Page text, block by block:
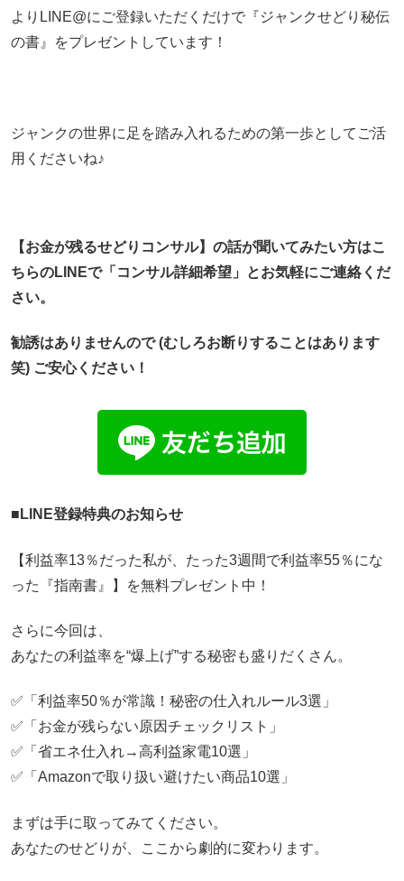
よりLINE@にご登録いただくだけで『ジャンクせどり秘伝
の書』をプレゼントしています！
ジャンクの世界に足を踏み入れるための第一歩としてご活
用くださいね♪
【お金が残るせどりコンサル】 の話が聞いてみたい方はこ
ちらのLINEで「コンサル詳細希望」
とお気軽にご連絡くだ
さい。
勧誘はありませんので (むしろお断りすることはあります
笑) ご安心ください！
■LINE登録特典のお知らせ
【利益率13％だった私が、たった3週間で利益率55％にな
った『指南書』】を無料プレゼント中！
さらに今回は、
あなたの利益率を“爆上げ”する秘密も盛りだくさん。
✅「利益率50％が常識！秘密の仕入れルール3選」
✅「お金が残らない原因チェックリスト」
✅「省エネ仕入れ→高利益家電10選」
✅「Amazonで取り扱い避けたい商品10選」
まずは手に取ってみてください。
あなたのせどりが、ここから劇的に変わります。